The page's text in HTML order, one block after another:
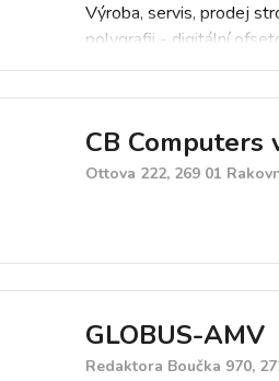
Výroba, servis, prodej
polygrafii - digitální
laminovací stroje,
kancelářská technika,
CB Computers
Ottova 222, 269 01
GLOBUS-AMV
Redaktora Boučka 970,